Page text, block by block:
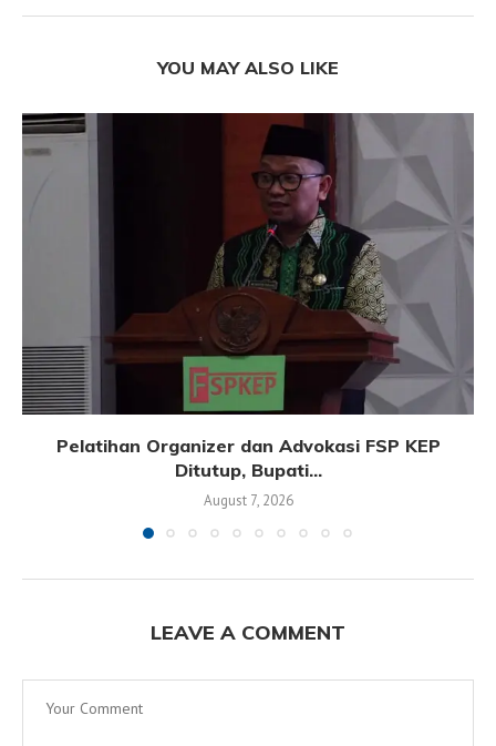
YOU MAY ALSO LIKE
Pelatihan Organizer dan Advokasi FSP KEP
Ditutup, Bupati...
August 7, 2026
LEAVE A COMMENT